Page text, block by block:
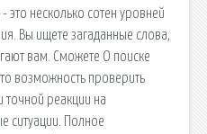
несколько сотен уровней
Вы ищете загаданные слова,
вам. Сможете О поиске
возможность проверить
точной реакции на
ситуации. Полное